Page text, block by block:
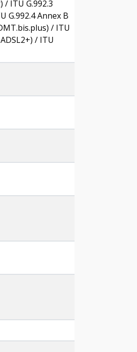
/ ITU G.992.3
G.992.4 Annex B
/ ITU
/ ITU